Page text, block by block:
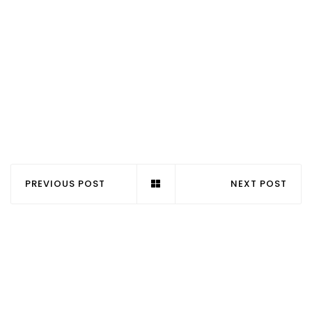
PREVIOUS POST NEXT POST